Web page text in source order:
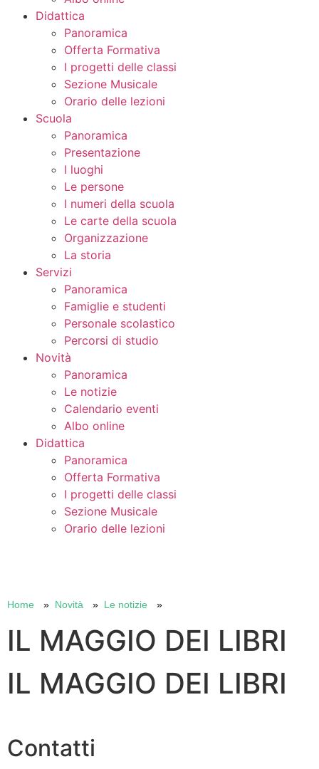
Didattica
Panoramica
Offerta Formativa
I progetti delle classi
Sezione Musicale
Orario delle lezioni
Scuola
Panoramica
Presentazione
I luoghi
Le persone
I numeri della scuola
Le carte della scuola
Organizzazione
La storia
Servizi
Panoramica
Famiglie e studenti
Personale scolastico
Percorsi di studio
Novità
Panoramica
Le notizie
Calendario eventi
Albo online
Didattica
Panoramica
Offerta Formativa
I progetti delle classi
Sezione Musicale
Orario delle lezioni
Home Novità Le notizie
IL MAGGIO DEI LIBRI
IL MAGGIO DEI LIBRI
Contatti